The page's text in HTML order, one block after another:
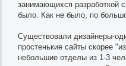
занимающихся разработкой
было. Как не было, по
Существовали дизайнеры-
простенькие сайты скорее
небольшие отделы из 1-3